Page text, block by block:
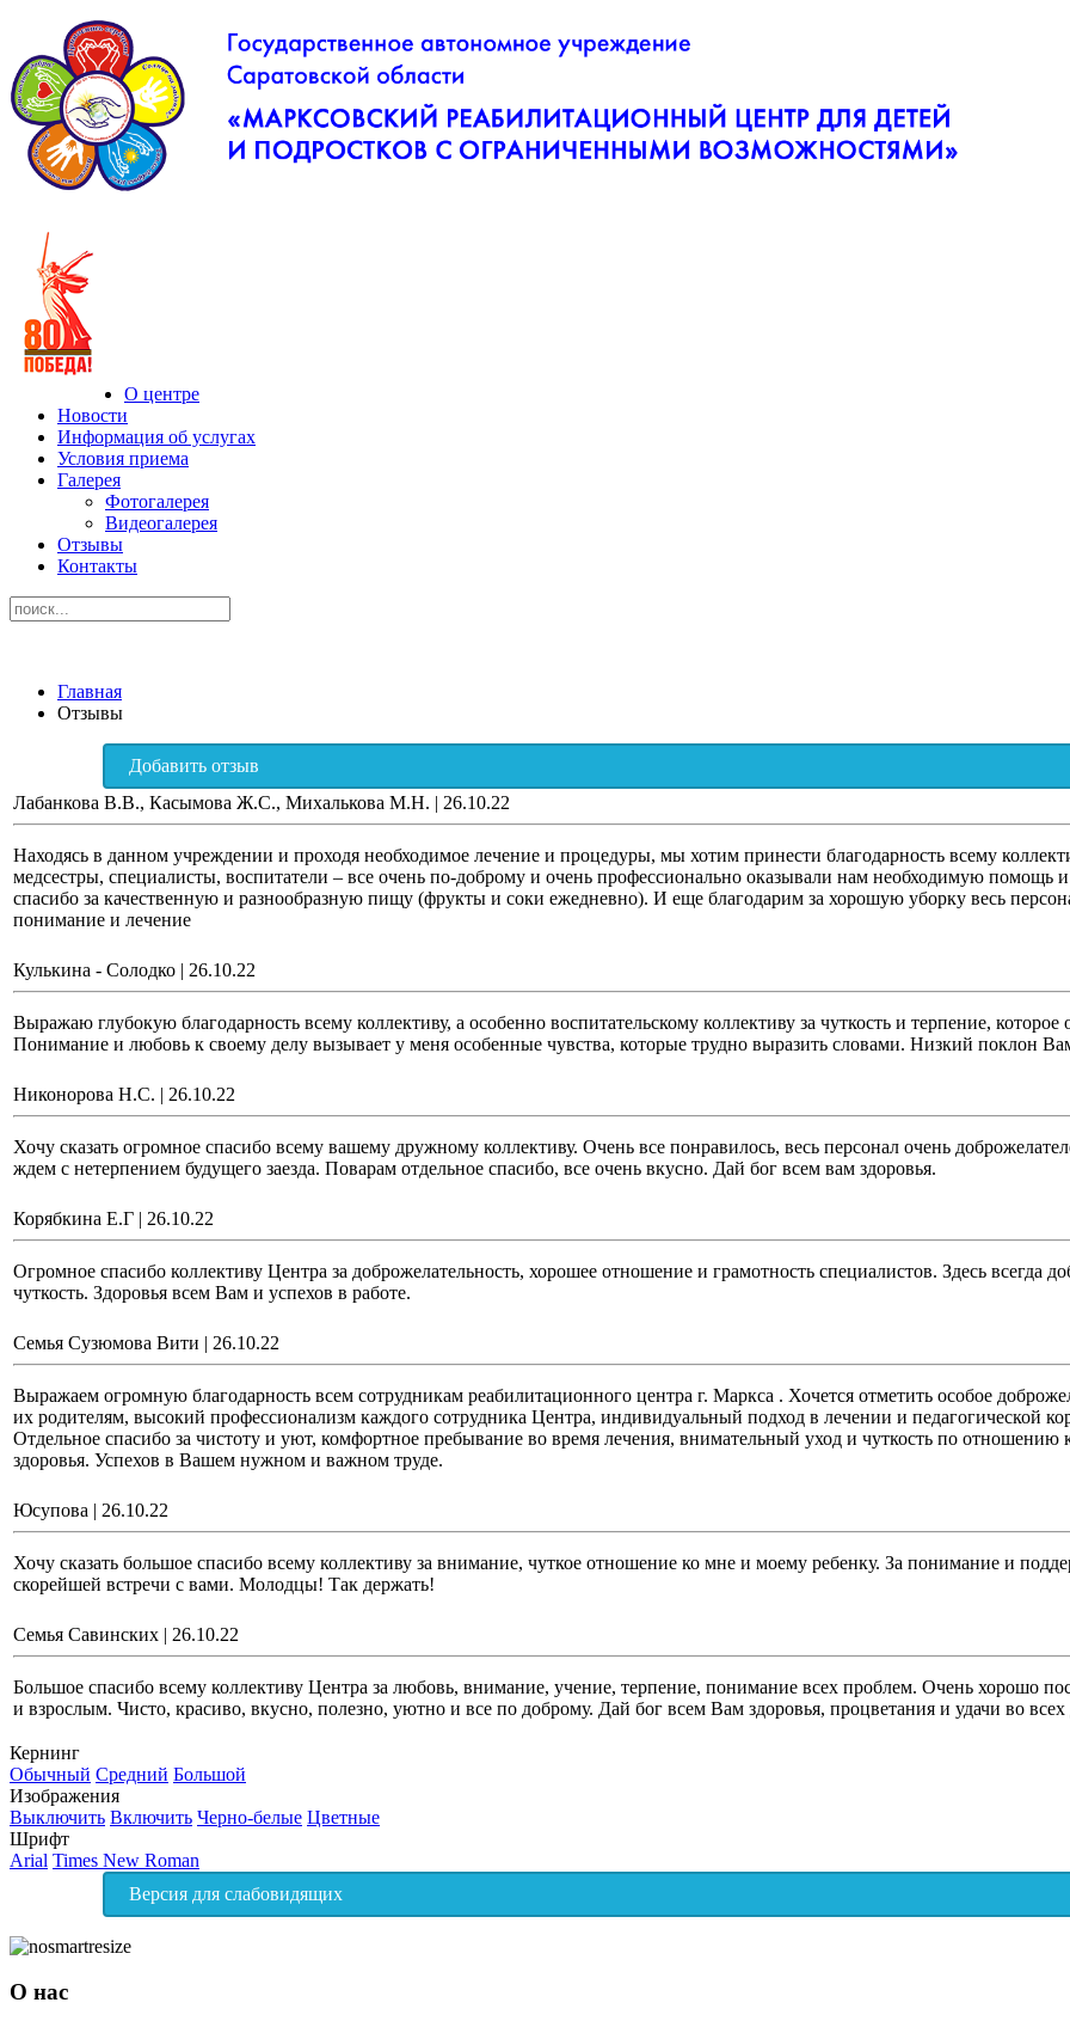
О центре
Новости
Информация об услугах
Условия приема
Галерея
Фотогалерея
Видеогалерея
Отзывы
Контакты
Главная
Отзывы
Добавить отзыв
Лабанкова В.В., Касымова Ж.С., Михалькова М.Н. | 26.10.22
Находясь в данном учреждении и проходя необходимое лечение и процедуры, мы хотим принести благодарность всему
медсестры, специалисты, воспитатели – все очень по-доброму и очень профессионально оказывали нам необходимую помощь и
спасибо за качественную и разнообразную пищу (фрукты и соки ежедневно). И еще благодарим за хорошую уборку весь
понимание и лечение
Кулькина - Солодко | 26.10.22
Выражаю глубокую благодарность всему коллективу, а особенно воспитательскому коллективу за чуткость и терпение,
Понимание и любовь к своему делу вызывает у меня особенные чувства, которые трудно выразить словами. Низкий поклон
Никонорова Н.С. | 26.10.22
Хочу сказать огромное спасибо всему вашему дружному коллективу. Очень все понравилось, весь персонал очень
ждем с нетерпением будущего заезда. Поварам отдельное спасибо, все очень вкусно. Дай бог всем вам здоровья.
Корябкина Е.Г | 26.10.22
Огромное спасибо коллективу Центра за доброжелательность, хорошее отношение и грамотность специалистов. Здесь всегда
чуткость. Здоровья всем Вам и успехов в работе.
Семья Сузюмова Вити | 26.10.22
Выражаем огромную благодарность всем сотрудникам реабилитационного центра г. Маркса . Хочется отметить особое
их родителям, высокий профессионализм каждого сотрудника Центра, индивидуальный подход в лечении и педагогической
Отдельное спасибо за чистоту и уют, комфортное пребывание во время лечения, внимательный уход и чуткость по
здоровья. Успехов в Вашем нужном и важном труде.
Юсупова | 26.10.22
Хочу сказать большое спасибо всему коллективу за внимание, чуткое отношение ко мне и моему ребенку. За понимание и
скорейшей встречи с вами. Молодцы! Так держать!
Семья Савинских | 26.10.22
Большое спасибо всему коллективу Центра за любовь, внимание, учение, терпение, понимание всех проблем. Очень хорошо
и взрослым. Чисто, красиво, вкусно, полезно, уютно и все по доброму. Дай бог всем Вам здоровья, процветания и удачи во всех
Кернинг
Обычный Средний Большой
Изображения
Выключить Включить Черно-белые Цветные
Шрифт
Arial Times New Roman
Версия для слабовидящих
О нас